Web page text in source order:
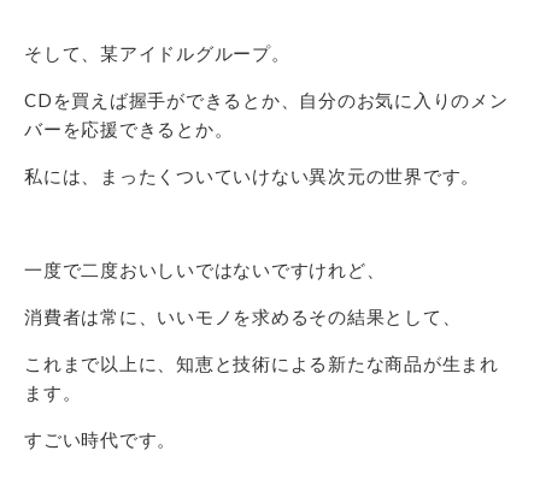
そして、某アイドルグループ。
CDを買えば握手ができるとか、自分のお気に入りのメン
バーを応援できるとか。
私には、まったくついていけない異次元の世界です。
一度で二度おいしいではないですけれど、
消費者は常に、いいモノを求めるその結果として、
これまで以上に、知恵と技術による新たな商品が生まれ
ます。
すごい時代です。